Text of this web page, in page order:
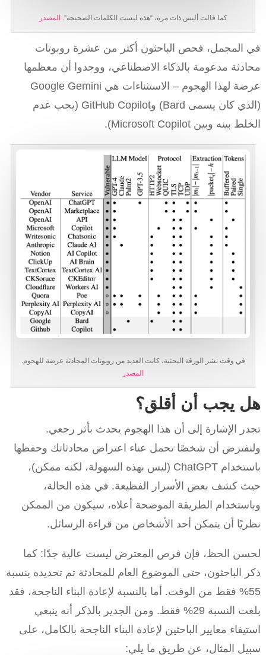
كما قالت أليس ذات مرة، “هذه ليست الكلمات الصحيحة”.المصدر
في المجمل، فحص الباحثون أكثر من عشرة روبوتات
محادثة مدعومة بالذكاء الاصطناعي، ووجدوا أن معظمها
عرضة لهذا الهجوم – الاستثناءات هي Google Gemini
(الذي كان يسمى Bard) وGitHub Copilot (يجب عدم
الخلط بينه وبين Microsoft Copilot).
في وقت نشر الورقة البحثية، كانت العديد من روبوتات المحادثة عرضة للهجوم.
المصدر
هل يجب أن أقلق؟
تجدر الإشارة إلى أن هذا الهجوم يحدث بأثر رجعي.
ولنفترض أن شخصًا تحمل عناء اعتراض محادثاتك وحفظها
باستخدام ChatGPT (ليس بهذه السهولة، لكنه ممكن)،
حيث كشف بعض الأسرار الفظيعة. في هذه الحالة،
وباستخدام الطريقة الموضحة أعلاه، سيكون من الممكن
نظريًا أن يتمكن أحد الأشخاص من قراءة الرسائل.
لحسن الحظ، فإن فرص المعترض ليست عالية جدًا: كما
ذكر الباحثون، حتى الموضوع العام للمحادثة تم تحديده بنسبة
55% فقط من الوقت. أما بالنسبة لإعادة البناء الناجحة، فقد
بلغت النسبة 29% فقط. ومن الجدير بالذكر أنه ينبغي
استيفاء معايير الباحثين لإعادة البناء الناجحة بالكامل، على
سبيل المثال، عن طريق ما يلي: